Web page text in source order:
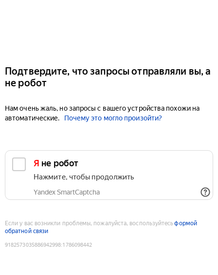
Подтвердите, что запросы отправляли вы, а
не робот
Нам очень жаль, но запросы с вашего устройства похожи на
автоматические.
Почему это могло произойти?
Я не робот
Нажмите, чтобы продолжить
Yandex SmartCaptcha
Если у вас возникли проблемы, пожалуйста, воспользуйтесьформой
обратной связи
9182573035886942998:1786098442